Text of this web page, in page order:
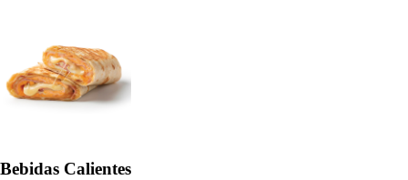
Bebidas Calientes